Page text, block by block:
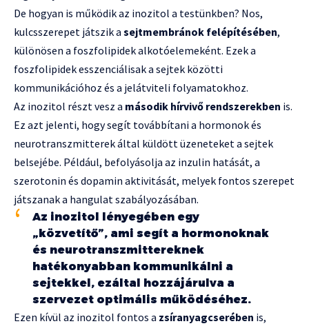
De hogyan is működik az inozitol a testünkben? Nos,
kulcsszerepet játszik a sejtmembránok felépítésében,
különösen a foszfolipidek alkotóelemeként. Ezek a
foszfolipidek esszenciálisak a sejtek közötti
kommunikációhoz és a jelátviteli folyamatokhoz.
Az inozitol részt vesz a második hírvivő rendszerekben is.
Ez azt jelenti, hogy segít továbbítani a hormonok és
neurotranszmitterek által küldött üzeneteket a sejtek
belsejébe. Például, befolyásolja az inzulin hatását, a
szerotonin és dopamin aktivitását, melyek fontos szerepet
játszanak a hangulat szabályozásában.
Az inozitol lényegében egy
„közvetítő”, ami segít a hormonoknak
és neurotranszmittereknek
hatékonyabban kommunikálni a
sejtekkel, ezáltal hozzájárulva a
szervezet optimális működéséhez.
Ezen kívül az inozitol fontos a zsíranyagcserében is,